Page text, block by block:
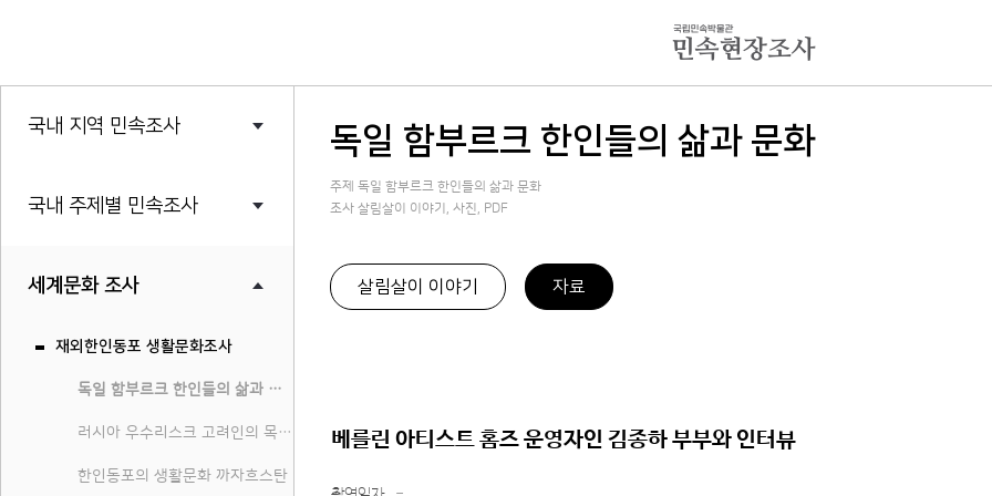
국내 지역 민속조사
국내 주제별 민속조사
세계문화 조사
재외한인동포 생활문화조사
독일 함부르크 한인들의 삶과 문화
러시아 우수리스크 고려인의 목소리
한인동포의 생활문화 까자흐스탄
독일 함부르크 한인들의 삶과 문화
주제 독일 함부르크 한인들의 삶과 문화
조사 살림살이 이야기, 사진, PDF
살림살이 이야기 자료
베를린 아티스트 홈즈 운영자인 김종하 부부와 인터뷰